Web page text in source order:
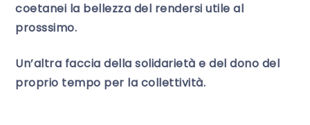
coetanei la bellezza del rendersi utile al
prosssimo.
Un’altra faccia della solidarietà e del dono del
proprio tempo per la collettività.